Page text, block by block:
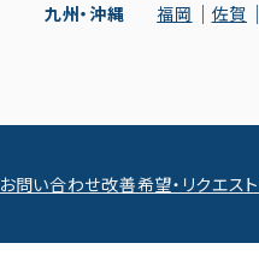
九州・沖縄
福岡 佐賀
お問い合わせ改善希望・リクエスト